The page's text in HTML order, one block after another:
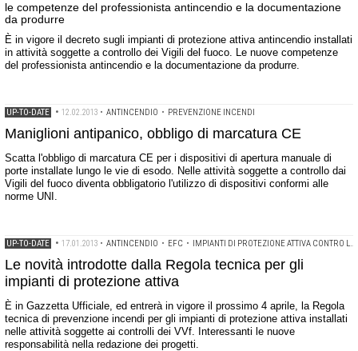
le competenze del professionista antincendio e la documentazione
da produrre
È in vigore il decreto sugli impianti di protezione attiva antincendio installati
in attività soggette a controllo dei Vigili del fuoco. Le nuove competenze
del professionista antincendio e la documentazione da produrre.
UP-TO-DATE • 12.02.2013 • ANTINCENDIO • PREVENZIONE INCENDI
Maniglioni antipanico, obbligo di marcatura CE
Scatta l'obbligo di marcatura CE per i dispositivi di apertura manuale di
porte installate lungo le vie di esodo. Nelle attività soggette a controllo dai
Vigili del fuoco diventa obbligatorio l'utilizzo di dispositivi conformi alle
norme UNI.
UP-TO-DATE • 17.01.2013 • ANTINCENDIO • EFC • IMPIANTI DI PROTEZIONE ATTIVA CONTRO L'INCENDIO
Le novità introdotte dalla Regola tecnica per gli
impianti di protezione attiva
È in Gazzetta Ufficiale, ed entrerà in vigore il prossimo 4 aprile, la Regola
tecnica di prevenzione incendi per gli impianti di protezione attiva installati
nelle attività soggette ai controlli dei VVf. Interessanti le nuove
responsabilità nella redazione dei progetti.